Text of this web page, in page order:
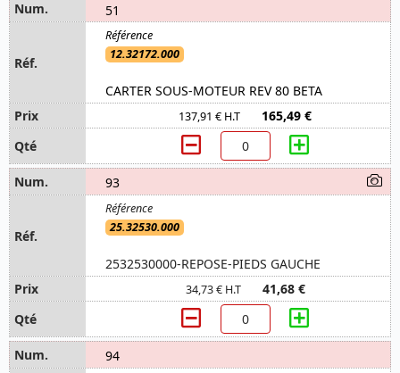
51
12.32172.000
CARTER SOUS-MOTEUR REV 80 BETA
137,91 € H.T 165,49 €
93
25.32530.000
2532530000-REPOSE-PIEDS GAUCHE
34,73 € H.T 41,68 €
94